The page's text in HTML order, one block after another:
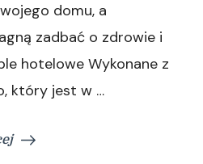
domu, a
zadbać o zdrowie i
hotelowe Wykonane z
który jest w …